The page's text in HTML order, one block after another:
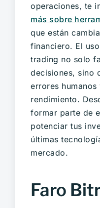
operaciones, te
más sobre
que están
financiero. El
trading no solo
decisiones, sino
errores
rendimiento.
formar parte de
potenciar tus
últimas
mercado.
Faro